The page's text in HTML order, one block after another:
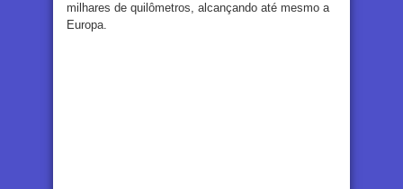
milhares de quilômetros, alcançando até mesmo a
Europa.